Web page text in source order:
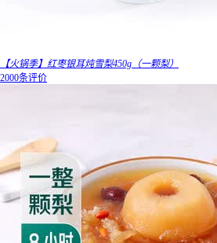
【火锅季】红枣银耳炖雪梨450g（一颗梨）
2000条评价